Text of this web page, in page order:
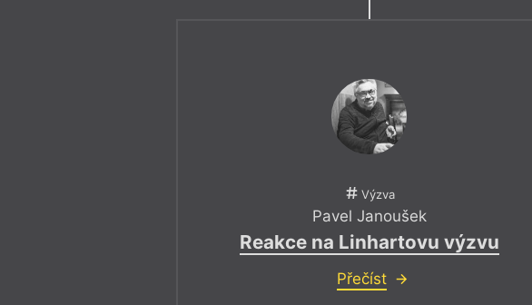
Výzva
Pavel Janoušek
Reakce na Linhartovu výzvu
Přečíst